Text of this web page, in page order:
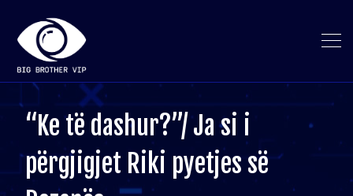
“Ke të dashur?”/ Ja si i
përgjigjet Riki pyetjes së